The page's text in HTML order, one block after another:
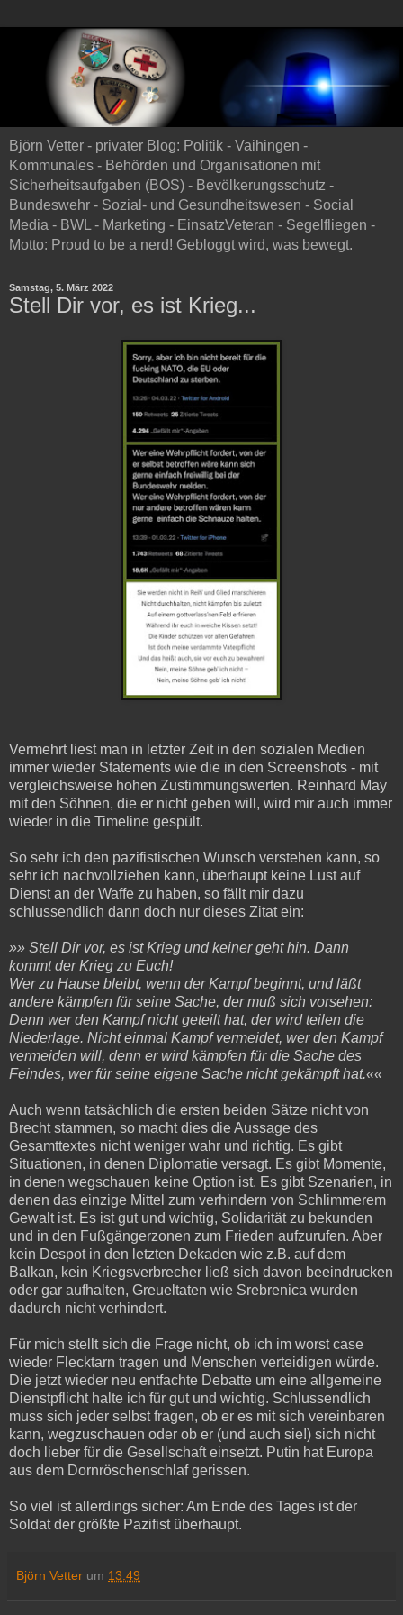
Björn Vetter - privater Blog: Politik - Vaihingen -
Kommunales - Behörden und Organisationen mit
Sicherheitsaufgaben (BOS) - Bevölkerungsschutz -
Bundeswehr - Sozial- und Gesundheitswesen - Social
Media - BWL - Marketing - EinsatzVeteran - Segelfliegen -
Motto: Proud to be a nerd! Gebloggt wird, was bewegt.
Samstag, 5. März 2022
Stell Dir vor, es ist Krieg...
Vermehrt liest man in letzter Zeit in den sozialen Medien
immer wieder Statements wie die in den Screenshots - mit
vergleichsweise hohen Zustimmungswerten. Reinhard May
mit den Söhnen, die er nicht geben will, wird mir auch immer
wieder in die Timeline gespült.
So sehr ich den pazifistischen Wunsch verstehen kann, so
sehr ich nachvollziehen kann, überhaupt keine Lust auf
Dienst an der Waffe zu haben, so fällt mir dazu
schlussendlich dann doch nur dieses Zitat ein:
»» Stell Dir vor, es ist Krieg und keiner geht hin. Dann
kommt der Krieg zu Euch!
Wer zu Hause bleibt, wenn der Kampf beginnt, und läßt
andere kämpfen für seine Sache, der muß sich vorsehen:
Denn wer den Kampf nicht geteilt hat, der wird teilen die
Niederlage. Nicht einmal Kampf vermeidet, wer den Kampf
vermeiden will, denn er wird kämpfen für die Sache des
Feindes, wer für seine eigene Sache nicht gekämpft hat.««
Auch wenn tatsächlich die ersten beiden Sätze nicht von
Brecht stammen, so macht dies die Aussage des
Gesamttextes nicht weniger wahr und richtig. Es gibt
Situationen, in denen Diplomatie versagt. Es gibt Momente,
in denen wegschauen keine Option ist. Es gibt Szenarien, in
denen das einzige Mittel zum verhindern von Schlimmerem
Gewalt ist. Es ist gut und wichtig, Solidarität zu bekunden
und in den Fußgängerzonen zum Frieden aufzurufen. Aber
kein Despot in den letzten Dekaden wie z.B. auf dem
Balkan, kein Kriegsverbrecher ließ sich davon beeindrucken
oder gar aufhalten, Greueltaten wie Srebrenica wurden
dadurch nicht verhindert.
Für mich stellt sich die Frage nicht, ob ich im worst case
wieder Flecktarn tragen und Menschen verteidigen würde.
Die jetzt wieder neu entfachte Debatte um eine allgemeine
Dienstpflicht halte ich für gut und wichtig. Schlussendlich
muss sich jeder selbst fragen, ob er es mit sich vereinbaren
kann, wegzuschauen oder ob er (und auch sie!) sich nicht
doch lieber für die Gesellschaft einsetzt. Putin hat Europa
aus dem Dornröschenschlaf gerissen.
So viel ist allerdings sicher: Am Ende des Tages ist der
Soldat der größte Pazifist überhaupt.
Björn Vetter um 13:49